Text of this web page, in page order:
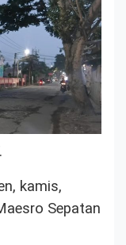
kamis,
Sepatan